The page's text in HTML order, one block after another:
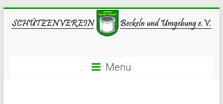
Menü